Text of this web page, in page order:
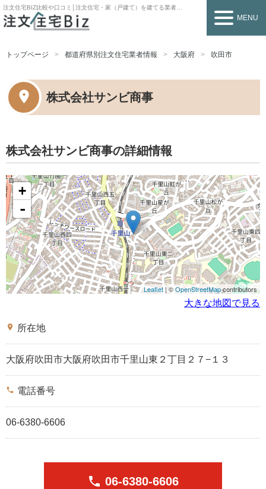
注文住宅BIZ比較や口コミ│注文住宅・家（戸建て）を建てる業者を探すなら
MENU
トップページ 都道府県別注文住宅業者情報 大阪府 吹田市
株式会社サンビ商事
株式会社サンビ商事の詳細情報
+
-
Leaflet| ©OpenStreetMapcontributors
大きな地図で見る
place 所在地
大阪府吹田市大阪府吹田市千里山東２丁目２７−１３
phone 電話番号
06-6380-6606
phone 06-6380-6606